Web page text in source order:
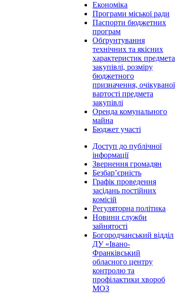
Економіка
Програми міської ради
Паспорти бюджетних
програм
Обґрунтування
технічних та якісних
характеристик предмета
закупівлі, розміру
бюджетного
призначення, очікуваної
вартості предмета
закупівлі
Оренда комунального
майна
Бюджет участі
Доступ до публічної
інформації
Звернення громадян
Безбар’єрність
Графік проведення
засідань постійних
комісій
Регуляторна політика
Новини служби
зайнятості
Богородчанський відділ
ДУ «Івано-
Франківський
обласного центру
контролю та
профілактики хвороб
МОЗ